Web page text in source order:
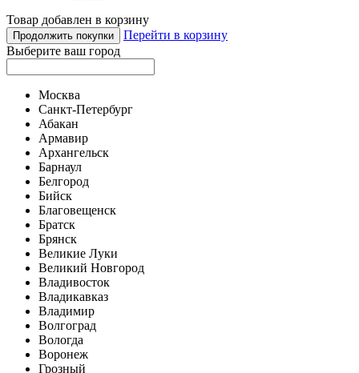
Товар добавлен в корзину
Продолжить покупки
Перейти в корзину
Выберите ваш город
Москва
Санкт-Петербург
Абакан
Армавир
Архангельск
Барнаул
Белгород
Бийск
Благовещенск
Братск
Брянск
Великие Луки
Великий Новгород
Владивосток
Владикавказ
Владимир
Волгоград
Вологда
Воронеж
Грозный